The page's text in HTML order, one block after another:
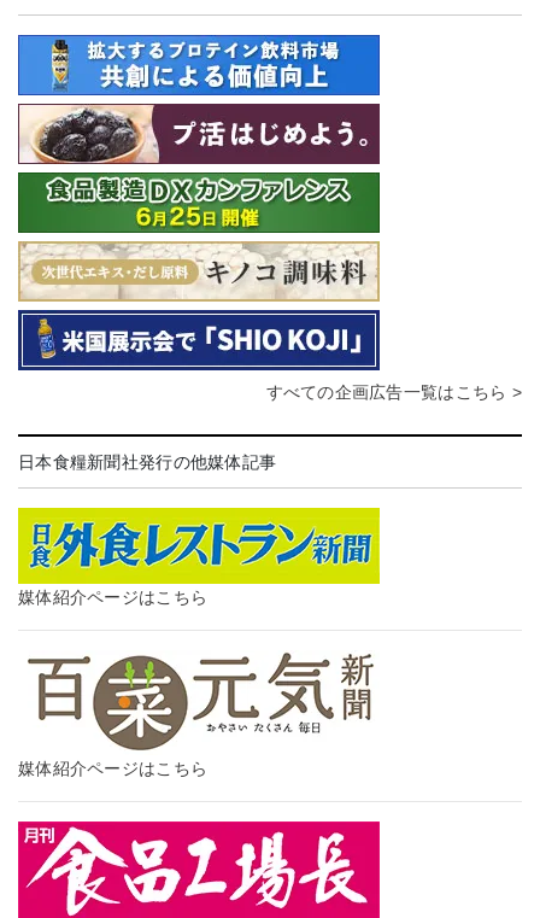
すべての企画広告一覧はこちら >
日本食糧新聞社発行の他媒体記事
媒体紹介ページはこちら
媒体紹介ページはこちら